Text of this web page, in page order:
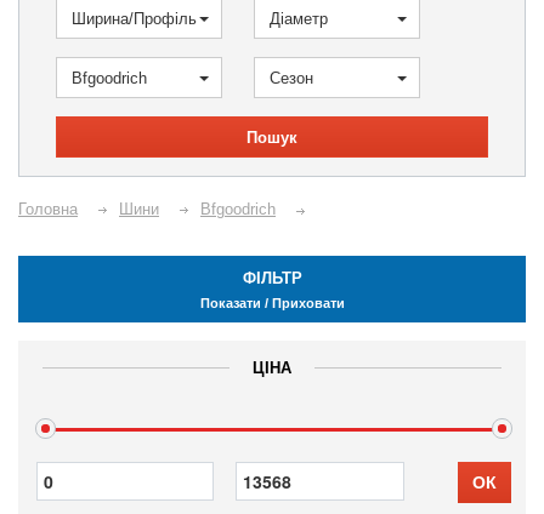
Ширина/Профіль Діаметр
Bfgoodrich Сезон
Пошук
Головна Шини Bfgoodrich
ФІЛЬТР
Показати / Приховати
ЦІНА
ОК